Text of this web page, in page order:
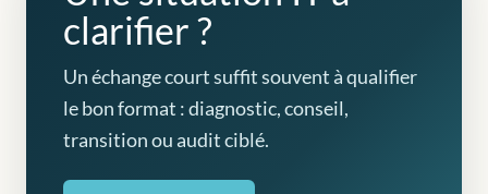
clarifier ?
Un échange court suffit souvent à qualifier
le bon format : diagnostic, conseil,
transition ou audit ciblé.